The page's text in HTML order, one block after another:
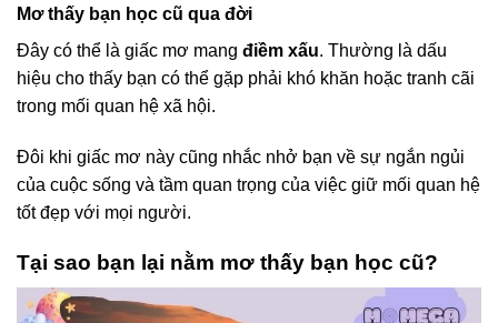
Mơ thấy bạn học cũ qua đời
Đây có thể là giấc mơ mang điềm xấu. Thường là dấu
hiệu cho thấy bạn có thể gặp phải khó khăn hoặc tranh cãi
trong mối quan hệ xã hội.
Đôi khi giấc mơ này cũng nhắc nhở bạn về sự ngắn ngủi
của cuộc sống và tầm quan trọng của việc giữ mối quan hệ
tốt đẹp với mọi người.
Tại sao bạn lại nằm mơ thấy bạn học cũ?